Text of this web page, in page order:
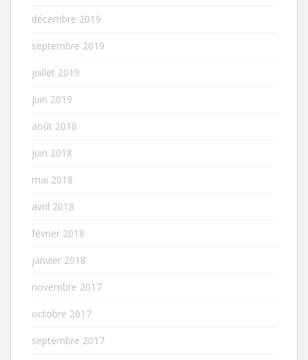
décembre 2019
septembre 2019
juillet 2019
juin 2019
août 2018
juin 2018
mai 2018
avril 2018
février 2018
janvier 2018
novembre 2017
octobre 2017
septembre 2017